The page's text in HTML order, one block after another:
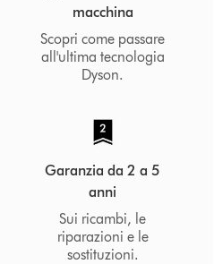
macchina
Scopri come passare
all'ultima tecnologia
Dyson.
Garanzia da 2 a 5
anni
Sui ricambi, le
riparazioni e le
sostituzioni.